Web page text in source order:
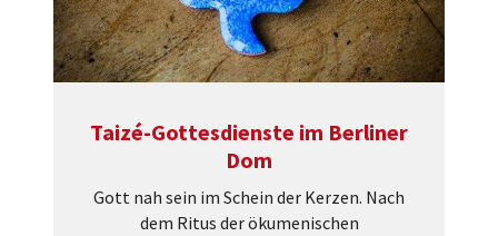
Taizé-Gottesdienste im Berliner
Dom
Gott nah sein im Schein der Kerzen. Nach
dem Ritus der ökumenischen